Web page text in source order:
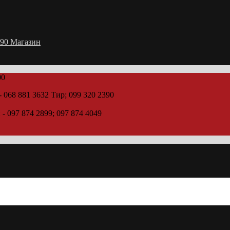
Магазин
881 3632 Тир; 099 320 2390
- 097 874 2899; 097 874 4049